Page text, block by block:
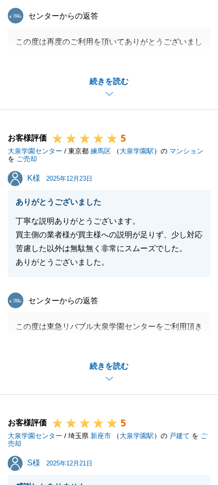
続きを読む
東急リバブル
センターからの返答
この度は再度のご利用を頂いてありがとうございまし
ができましたので、ご希望に沿えて良かったです。
また次回もお声掛けを頂けたらと思います。今後とも
よろしくお願いいたします。
閉じる
お客様評価 5
大泉学園センター / 東京都 練馬区 （大泉学園駅）の マンション
を ご売却
K様
K様 2025年12月23日
ありがとうございました
丁寧な説明ありがとうございます。
買主側の業者様が買主様への説明が足りず、少し対応
苦慮した以外は無駄無く非常にスムーズでした。
ありがとうございました。
続きを読む
東急リバブル
センターからの返答
この度は東急リバブル大泉学園センターをご利用頂き
が、最終的には売買に決められて早期売却することが
お引渡しまでタイトな時間軸でしたが、ご協力頂きあ
今後とも、不動産売買のご相談がございましたらお気
軽にお声がけください。
お客様評価 5
大泉学園センター / 埼玉県 新座市 （大泉学園駅）の 戸建て を ご
売却
S様
S様 2025年12月21日